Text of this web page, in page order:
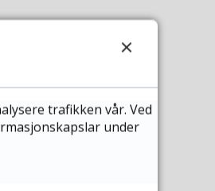
trafikken vår. Ved
under